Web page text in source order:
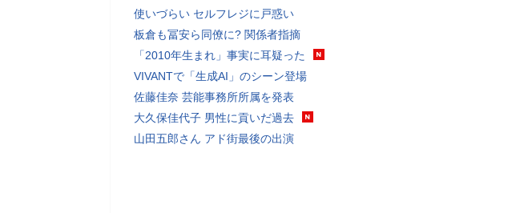
使いづらい セルフレジに戸惑い
板倉も冨安ら同僚に? 関係者指摘
「2010年生まれ」事実に耳疑った
VIVANTで「生成AI」のシーン登場
佐藤佳奈 芸能事務所所属を発表
大久保佳代子 男性に貢いだ過去
山田五郎さん アド街最後の出演